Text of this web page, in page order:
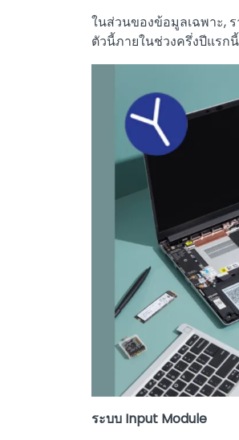
ในส่วนของข้อมูลเฉพาะ,
ตัวนี้ภายในช่วงครึ่งปีแรก
ระบบ Input Module